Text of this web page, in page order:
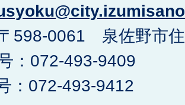
598-0061 泉佐野市
：072-493-9409
：072-493-9412